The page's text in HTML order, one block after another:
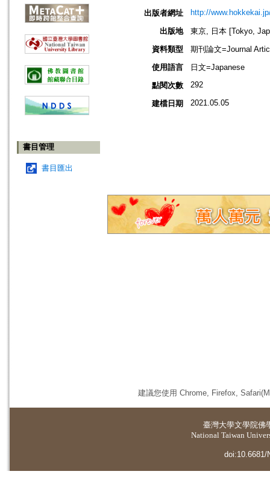
書目管理
書目匯出
出版者網址
http://
出版地
東京, 日本 [Tokyo,
資料類型
期刊論文=Journal
使用語言
日文=Japanese
點閱次數
292
建檔日期 2021.05.05
建議您使用 Chrome, Firefox,
臺灣大學文學院佛
National Taiwan
doi:10.6681/